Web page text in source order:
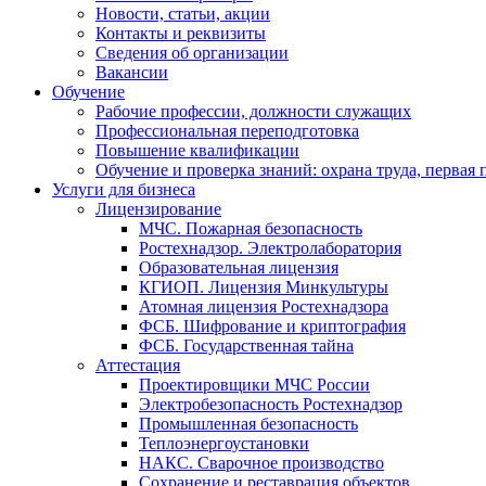
Новости, статьи, акции
Контакты и реквизиты
Сведения об организации
Вакансии
Обучение
Рабочие профессии, должности служащих
Профессиональная переподготовка
Повышение квалификации
Обучение и проверка знаний: охрана труда,
Услуги для бизнеса
Лицензирование
МЧС. Пожарная безопасность
Ростехнадзор. Электролаборатория
Образовательная лицензия
КГИОП. Лицензия Минкультуры
Атомная лицензия Ростехнадзора
ФСБ. Шифрование и криптография
ФСБ. Государственная тайна
Аттестация
Проектировщики МЧС России
Электробезопасность Ростехнадзор
Промышленная безопасность
Теплоэнергоустановки
НАКС. Сварочное производство
Сохранение и реставрация объектов